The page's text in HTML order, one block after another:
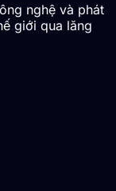
nghệ và phát
giới qua lăng